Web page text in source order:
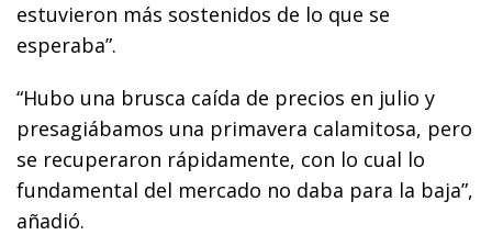
estuvieron más sostenidos de lo que se
esperaba”.
“Hubo una brusca caída de precios en julio y
presagiábamos una primavera calamitosa, pero
se recuperaron rápidamente, con lo cual lo
fundamental del mercado no daba para la baja”,
añadió.